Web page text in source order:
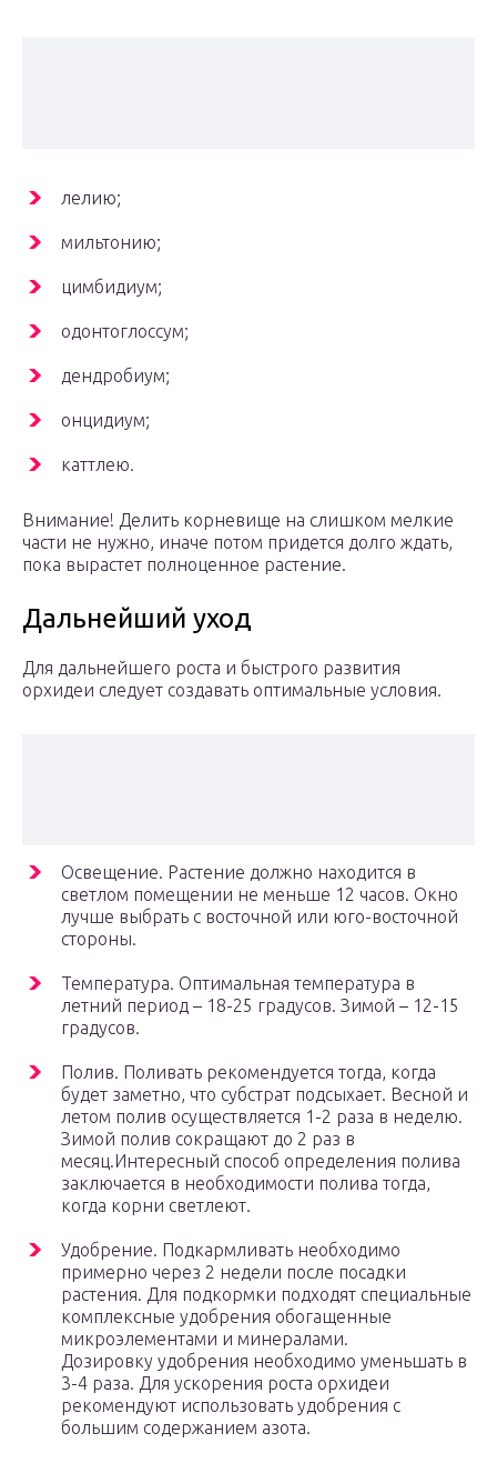
лелию;
мильтонию;
цимбидиум;
одонтоглоссум;
дендробиум;
онцидиум;
каттлею.
Внимание! Делить корневище на слишком мелкие
части не нужно, иначе потом придется долго ждать,
пока вырастет полноценное растение.
Дальнейший уход
Для дальнейшего роста и быстрого развития
орхидеи следует создавать оптимальные условия.
Освещение. Растение должно находится в
светлом помещении не меньше 12 часов. Окно
лучше выбрать с восточной или юго-восточной
стороны.
Температура. Оптимальная температура в
летний период – 18-25 градусов. Зимой – 12-15
градусов.
Полив. Поливать рекомендуется тогда, когда
будет заметно, что субстрат подсыхает. Весной и
летом полив осуществляется 1-2 раза в неделю.
Зимой полив сокращают до 2 раз в
месяц.Интересный способ определения полива
заключается в необходимости полива тогда,
когда корни светлеют.
Удобрение. Подкармливать необходимо
примерно через 2 недели после посадки
растения. Для подкормки подходят специальные
комплексные удобрения обогащенные
микроэлементами и минералами.
Дозировку удобрения необходимо уменьшать в
3-4 раза. Для ускорения роста орхидеи
рекомендуют использовать удобрения с
большим содержанием азота.